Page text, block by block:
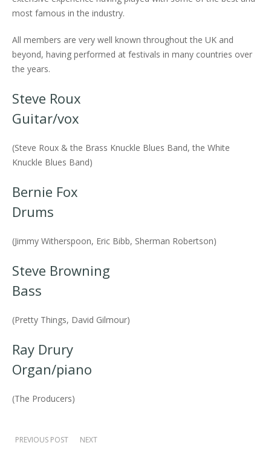
most famous in the industry.
All members are very well known throughout the UK and
beyond, having performed at festivals in many countries over
the years.
Steve Roux
Guitar/vox
(Steve Roux & the Brass Knuckle Blues Band, the White
Knuckle Blues Band)
Bernie Fox
Drums
(Jimmy Witherspoon, Eric Bibb, Sherman Robertson)
Steve Browning
Bass
(Pretty Things, David Gilmour)
Ray Drury
Organ/piano
(The Producers)
PREVIOUS POST NEXT